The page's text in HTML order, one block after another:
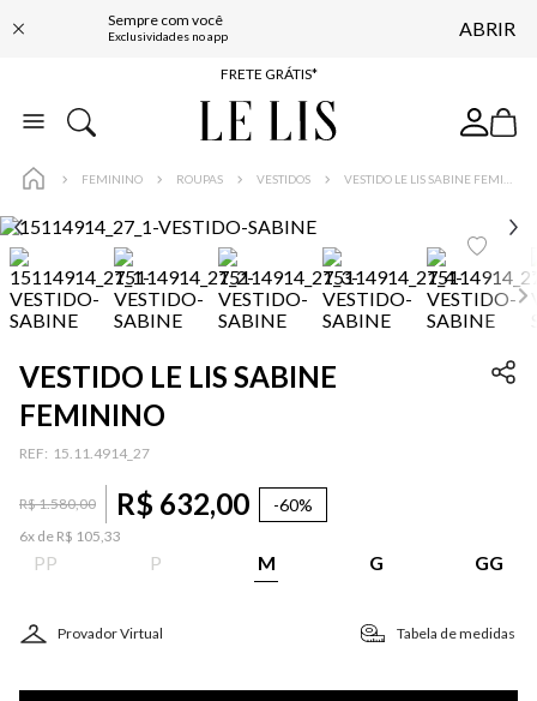
Sempre com você
Exclusividades no app ABRIR
ENTREGA EXPRESSA*
FRETE GRÁTIS*
BAIXE O APP
FEMININO ROUPAS VESTIDOS
VESTIDO LE LIS SABINE
FEMININO
: 15.11.4914_27
R$1.580,00 R$ 632,00 -60%
6x de R$ 105,33
PP P M G GG
Provador Virtual Tabela de medidas